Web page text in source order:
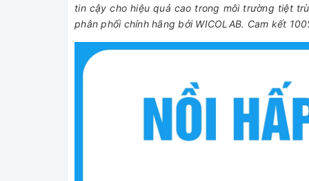
tin cậy cho hiệu quả cao trong môi trường tiệt
phân phối chính hãng bởi WICOLAB. Cam kết